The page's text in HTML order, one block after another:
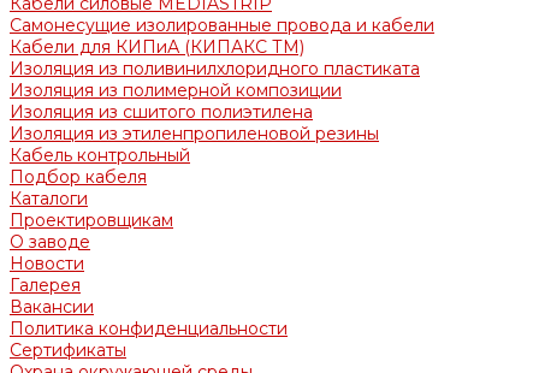
Самонесущие изолированные провода и кабели
Кабели для КИПиА (КИПАКС ТМ)
Изоляция из поливинилхлоридного пластиката
Изоляция из полимерной композиции
Изоляция из сшитого полиэтилена
Изоляция из этиленпропиленовой резины
Кабель контрольный
Подбор кабеля
Каталоги
Проектировщикам
О заводе
Новости
Галерея
Вакансии
Политика конфиденциальности
Сертификаты